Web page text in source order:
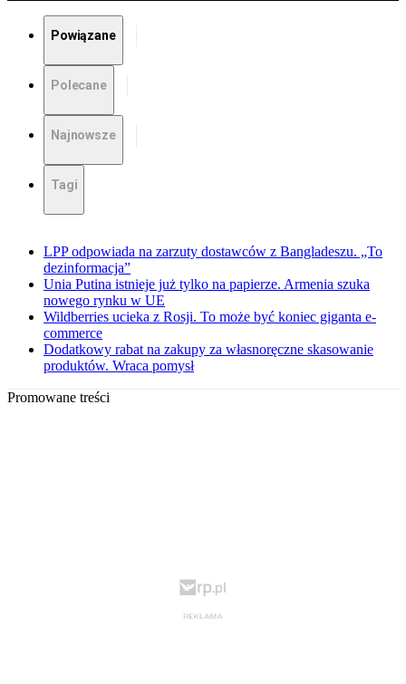
Powiązane
Polecane
Najnowsze
Tagi
LPP odpowiada na zarzuty dostawców z Bangladeszu. „To
dezinformacja”
Unia Putina istnieje już tylko na papierze. Armenia szuka
nowego rynku w UE
Wildberries ucieka z Rosji. To może być koniec giganta e-
commerce
Dodatkowy rabat na zakupy za własnoręczne skasowanie
produktów. Wraca pomysł
Promowane treści